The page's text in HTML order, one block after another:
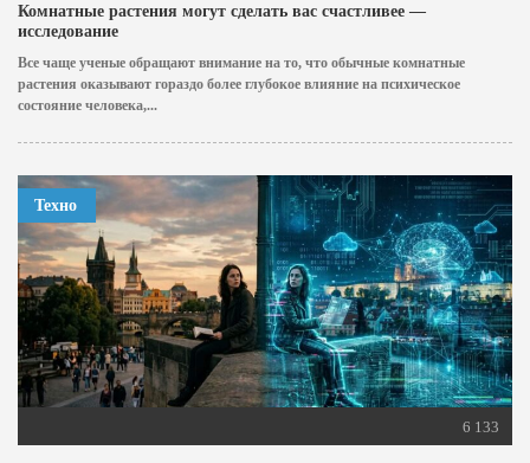
Комнатные растения могут сделать вас счастливее —
исследование
Все чаще ученые обращают внимание на то, что обычные комнатные
растения оказывают гораздо более глубокое влияние на психическое
состояние человека,...
Техно
6 133